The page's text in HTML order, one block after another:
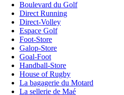
Boulevard du Golf
Direct Running
Direct-Volley
Espace Golf
Foot-Store
Galop-Store
Goal-Foot
Handball-Store
House of Rugby
La bagagerie du Motard
La sellerie de Maé